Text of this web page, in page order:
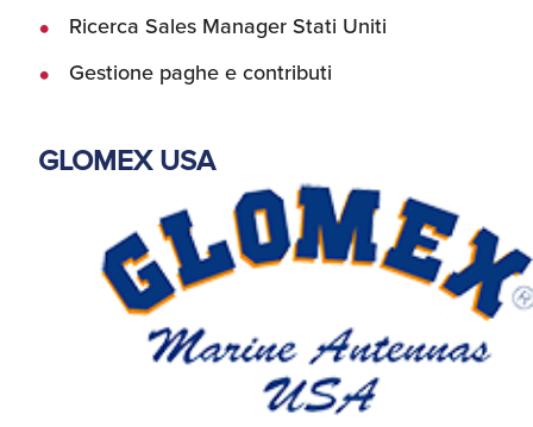
Ricerca Sales Manager Stati Uniti
Gestione paghe e contributi
GLOMEX USA